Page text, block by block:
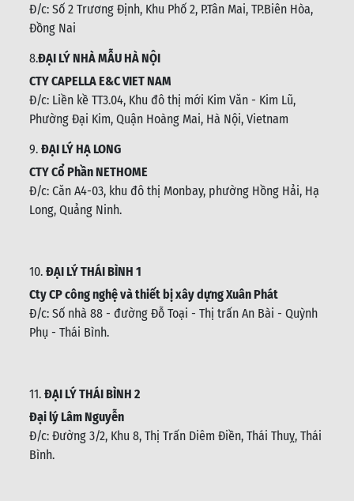
Đ/c: Số 2 Trương Định, Khu Phố 2, P.Tân Mai, TP.Biên Hòa,
Đồng Nai
8.ĐẠI LÝ NHÀ MẪU HÀ NỘI
CTY CAPELLA E&C VIET NAM
Đ/c: Liền kề TT3.04, Khu đô thị mới Kim Văn - Kim Lũ,
Phường Đại Kim, Quận Hoàng Mai, Hà Nội, Vietnam
9. ĐẠI LÝ HẠ LONG
CTY Cổ Phần NETHOME
Đ/c: Căn A4-03, khu đô thị Monbay, phường Hồng Hải, Hạ
Long, Quảng Ninh.
10. ĐẠI LÝ THÁI BÌNH 1
Cty CP công nghệ và thiết bị xây dựng Xuân Phát
Đ/c: Số nhà 88 - đường Đỗ Toại - Thị trấn An Bài - Quỳnh
Phụ - Thái Bình.
11. ĐẠI LÝ THÁI BÌNH 2
Đại lý Lâm Nguyễn
Đ/c: Đường 3/2, Khu 8, Thị Trấn Diêm Điền, Thái Thuỵ, Thái
Bình.